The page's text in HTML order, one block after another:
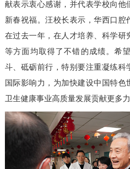
献表示衷心感谢，并代表学校向他
新春祝福。汪校长表示，华西口腔
在过去一年，在 人才培养、科学研
等方面均取得了不错的成绩。希
斗、砥砺前行，特别要注重凝练科
国际影响力，为加快建设中国特色
卫生健康事业高质量发展贡献更多力